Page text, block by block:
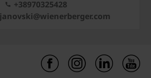
+38970325428